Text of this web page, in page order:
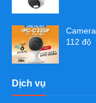
112 độ
Dịch vụ